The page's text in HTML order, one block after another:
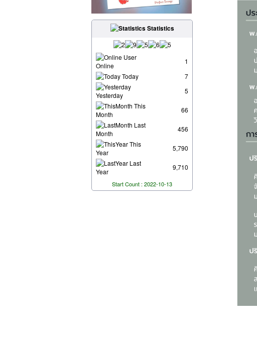
Statistics
User
Online
1
Today
7
Yesterday
5
This
Month
66
Last
Month
456
This
Year
5,790
Last
Year
9,710
Start Count : 2022-10-13